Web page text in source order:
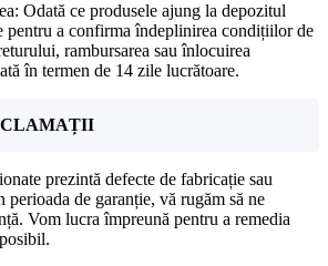
Odată ce produsele ajung la depozitul
pentru a confirma îndeplinirea condițiilor de
rambursarea sau înlocuirea
în termen de 14 zile lucrătoare.
prezintă defecte de fabricație sau
de garanție, vă rugăm să ne
Vom lucra împreună pentru a remedia